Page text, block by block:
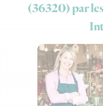
(36320) par